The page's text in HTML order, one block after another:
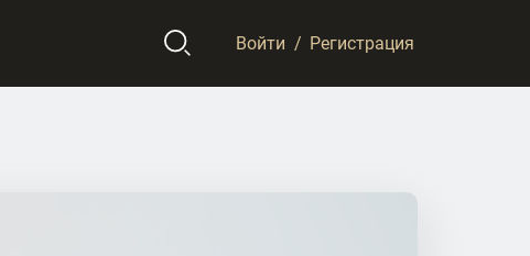
Войти / Регистрация